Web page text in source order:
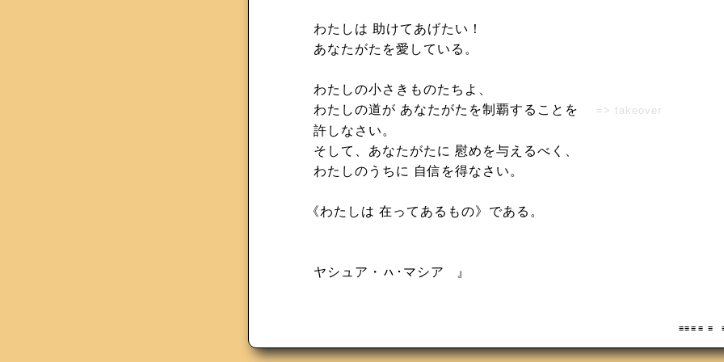
わたしは 助けてあげたい！
あなたがたを愛している。
わたしの小さきものたちよ、
わたしの道が あなたがたを制覇することを
=> takeover
許しなさい。
そして、あなたがたに 慰めを与えるべく、
わたしのうちに 自信を得なさい。
《わたしは 在ってあるもの》である。
ヤシュア・ㇵ･マシア 』
≡ ≡ ≡ ≡